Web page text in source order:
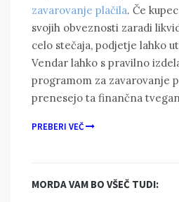
zavarovanje plačila. Če
svojih obveznosti zaradi
celo stečaja, podjetje lahko
Vendar lahko s pravilno
programom za zavarovanje
prenesejo ta finančna
PREBERI VEČ
MORDA VAM BO VŠEČ TUDI: